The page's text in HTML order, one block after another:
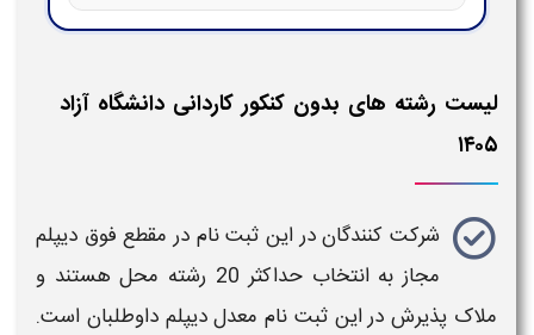
لیست رشته های بدون کنکور کاردانی دانشگاه آزاد
۱۴۰۵
شرکت کنندگان در اینثبت نام در مقطعفوق دیپلم
مجاز به انتخاب حداکثر 20 رشته محل
هستند و
ملاک پذیرش در این ثبت نام معدل دیپلم داوطلبان است.